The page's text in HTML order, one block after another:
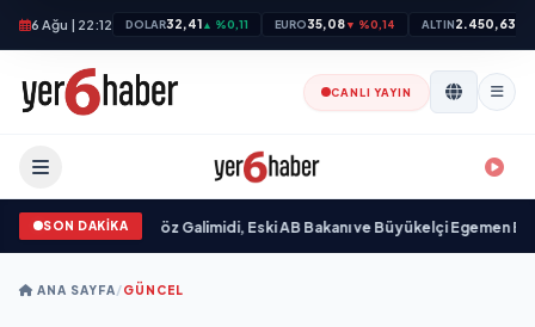
6 Ağu | 22:12 DOLAR32,41▲ %0,11 EURO35,08▼ %0,14 ALTIN2.450,63
CANLI YAYIN
SON DAKİKA
Ali Emre Açıkgöz Galimidi, Eski AB Bakanı ve Büyükelçi Egemen Bağış
ANA SAYFA/GÜNCEL